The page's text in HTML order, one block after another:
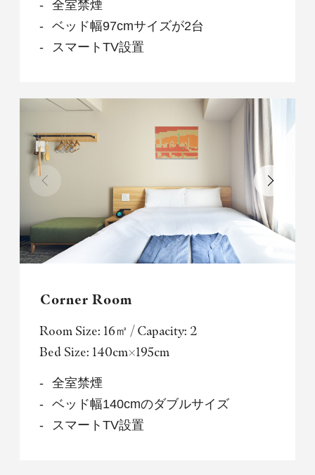
全室禁煙
ベッド幅97cmサイズが2台
スマートTV設置
Corner Room
Room Size: 16㎡ / Capacity: 2
Bed Size: 140cm×195cm
全室禁煙
ベッド幅140cmのダブルサイズ
スマートTV設置